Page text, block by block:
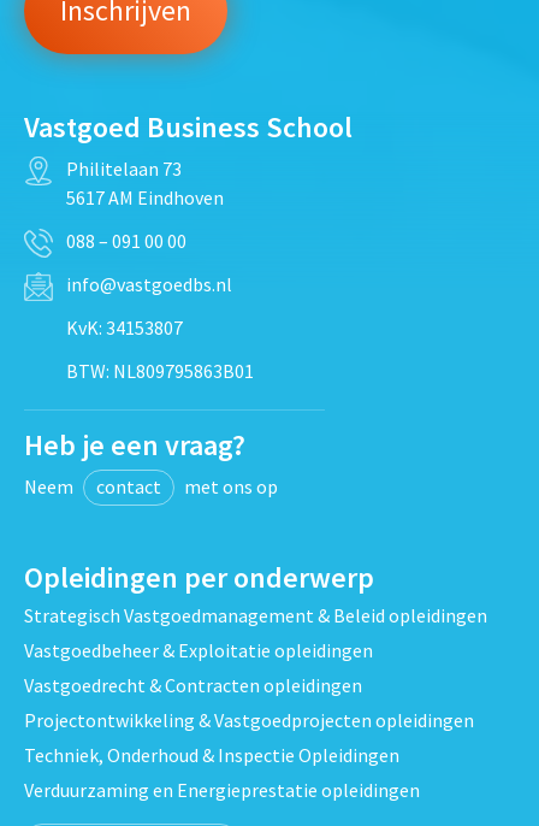
Vastgoed Business School
Philitelaan 73
5617 AM Eindhoven
088 – 091 00 00
info@vastgoedbs.nl
KvK: 34153807
BTW: NL809795863B01
Heb je een vraag?
Neem contact met ons op
Opleidingen per onderwerp
Strategisch Vastgoedmanagement & Beleid opleidingen
Vastgoedbeheer & Exploitatie opleidingen
Vastgoedrecht & Contracten opleidingen
Projectontwikkeling & Vastgoedprojecten opleidingen
Techniek, Onderhoud & Inspectie Opleidingen
Verduurzaming en Energieprestatie opleidingen